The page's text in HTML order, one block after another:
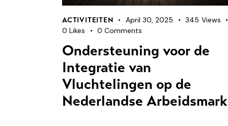
ACTIVITEITEN April 30, 2025 345 Views
0 Likes 0 Comments
Ondersteuning voor de
Integratie van
Vluchtelingen op de
Nederlandse